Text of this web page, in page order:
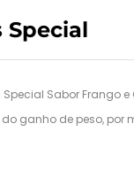
Special
Sabor Frango e
ganho de peso, por
dos principais
que proporciona um